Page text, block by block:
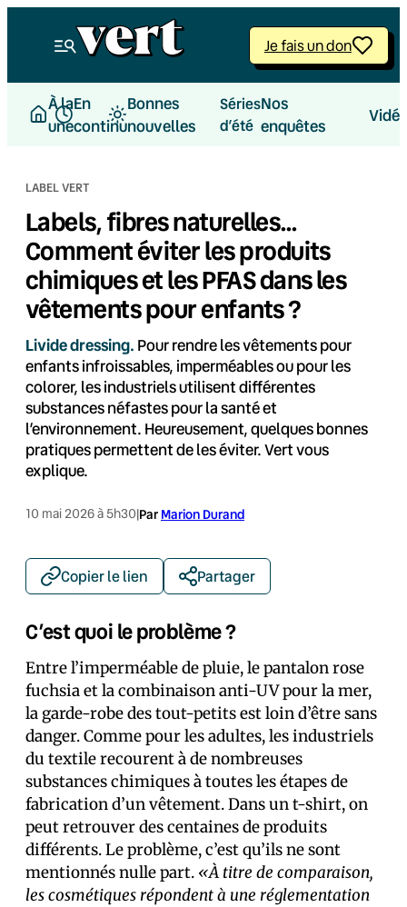
Je fais un don
À la
une
En
continu
Bonnes
nouvelles
Séries
d’été
Nos
enquêtes
LABEL VERT
Labels, fibres naturelles…
Comment éviter les produits
chimiques et les PFAS dans les
vêtements pour enfants ?
Livide dressing. Pour rendre les vêtements pour
enfants infroissables, imperméables ou pour les
colorer, les industriels utilisent différentes
substances néfastes pour la santé et
l’environnement. Heureusement, quelques bonnes
pratiques permettent de les éviter. Vert vous
explique.
10 mai 2026 à 5h30|Par Marion Durand
Copier le lien Partager
C’est quoi le problème ?
Entre l’imperméable de pluie, le pantalon rose
fuchsia et la combinaison anti-UV pour la mer,
la garde-robe des tout-petits est loin d’être sans
danger. Comme pour les adultes, les industriels
du textile recourent à de nombreuses
substances chimiques à toutes les étapes de
fabrication d’un vêtement. Dans un t-shirt, on
peut retrouver des centaines de produits
différents. Le problème, c’est qu’ils ne sont
mentionnés nulle part. «À titre de comparaison,
les cosmétiques répondent à une réglementation